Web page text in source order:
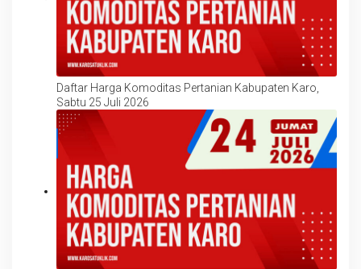
Daftar Harga Komoditas Pertanian Kabupaten Karo,
Sabtu 25 Juli 2026